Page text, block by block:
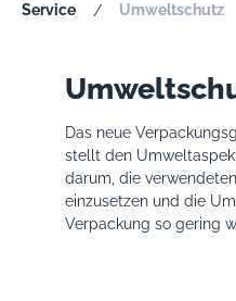
Service / Umweltschutz
Das neue
stellt den
darum, die
einzusetzen und die
Verpackung so gering